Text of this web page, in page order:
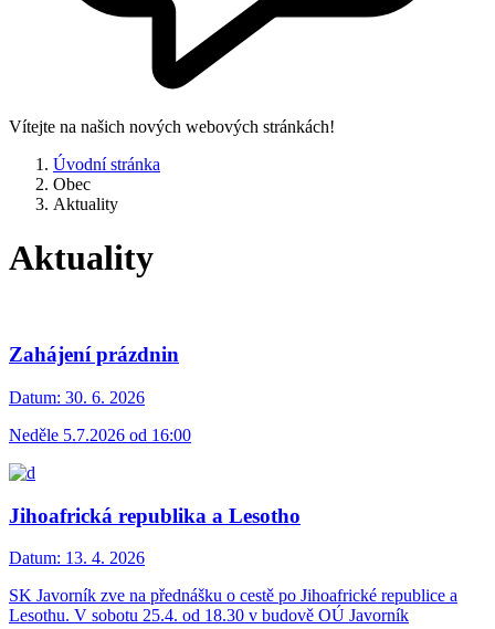
Vítejte na našich nových webových stránkách!
Úvodní stránka
Obec
Aktuality
Aktuality
Zahájení prázdnin
Datum: 30. 6. 2026
Neděle 5.7.2026 od 16:00
Jihoafrická republika a Lesotho
Datum: 13. 4. 2026
SK Javorník zve na přednášku o cestě po Jihoafrické republice a
Lesothu. V sobotu 25.4. od 18.30 v budově OÚ Javorník